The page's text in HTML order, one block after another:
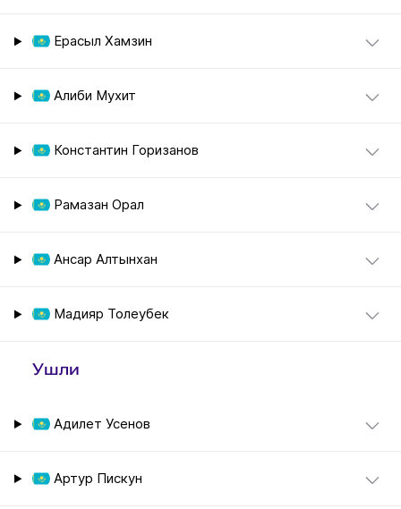
Ерасыл Хамзин
Алиби Мухит
Константин Горизанов
Рамазан Орал
Ансар Алтынхан
Мадияр Толеубек
Ушли
Адилет Усенов
Артур Пискун